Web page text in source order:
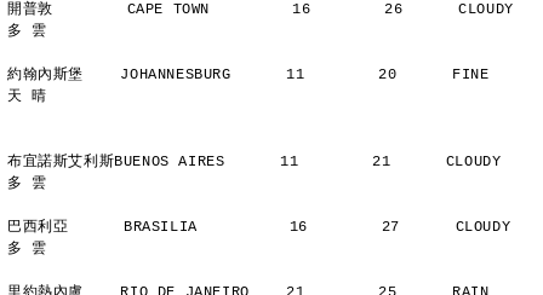
開普敦        CAPE TOWN         16        26      CLOUDY
多 雲
約翰內斯堡    JOHANNESBURG      11        20      FINE
天 晴
布宜諾斯艾利斯BUENOS AIRES      11        21      CLOUDY
多 雲
巴西利亞      BRASILIA          16        27      CLOUDY
多 雲